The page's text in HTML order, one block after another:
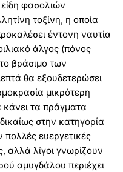
φασολιών
τοξίνη, η οποία
έντονη ναυτία
άλγος (πόνος
βράσιμο των
θα εξουδετερώσει
μικρότερη
κάνει τα πράγματα
στην κατηγορία
ευεργετικές
αλλά λίγοι γνωρίζουν
αμυγδάλου περιέχει